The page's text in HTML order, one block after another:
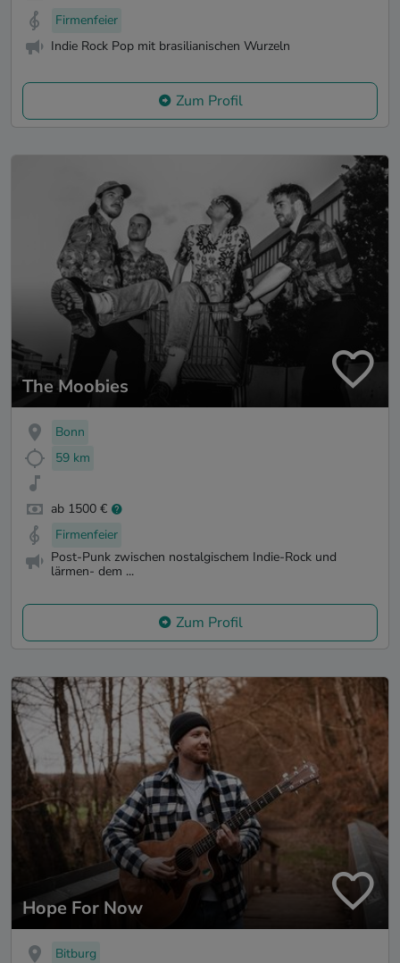
Firmenfeier
Indie Rock Pop mit brasilianischen Wurzeln
Zum Profil
The Moobies
Bonn
59 km
ab 1500 €
Firmenfeier
Post-Punk zwischen nostalgischem Indie-Rock und
lärmen- dem ...
Zum Profil
Hope For Now
Bitburg